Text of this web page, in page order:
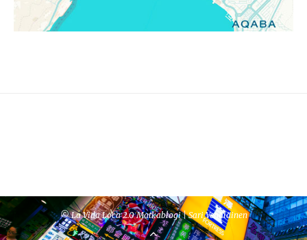
© La Vida Loca 2.0 Matkablogi | Sari Venäläinen